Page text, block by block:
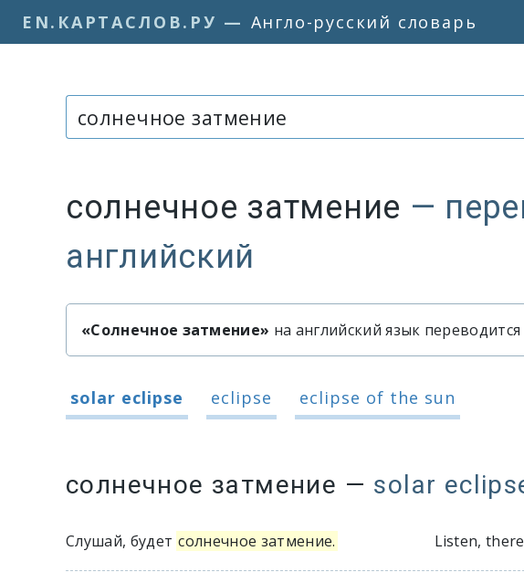
EN.КАРТАСЛОВ.РУ — Англо-русский словарь
солнечное затмение —
английский
Быстрый перевод словосочетания
«Солнечное затмение» на английский язык
Варианты перевода словосочетания
solar eclipse eclipse eclipse of the sun
солнечное затмение — solar
Слушай, будет солнечное затмение. Listen,